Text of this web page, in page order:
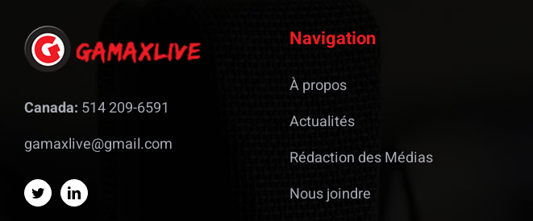
Canada: 514 209-6591
gamaxlive@gmail.com
Navigation
À propos
Actualités
Rédaction des Médias
Nous joindre